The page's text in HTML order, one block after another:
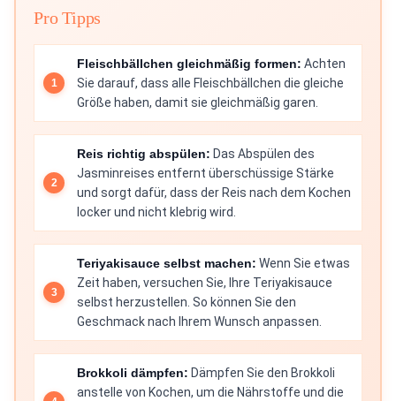
Pro Tipps
Fleischbällchen gleichmäßig formen: Achten
Sie darauf, dass alle Fleischbällchen die gleiche
Größe haben, damit sie gleichmäßig garen.
Reis richtig abspülen: Das Abspülen des
Jasminreises entfernt überschüssige Stärke
und sorgt dafür, dass der Reis nach dem Kochen
locker und nicht klebrig wird.
Teriyakisauce selbst machen: Wenn Sie etwas
Zeit haben, versuchen Sie, Ihre Teriyakisauce
selbst herzustellen. So können Sie den
Geschmack nach Ihrem Wunsch anpassen.
Brokkoli dämpfen: Dämpfen Sie den Brokkoli
anstelle von Kochen, um die Nährstoffe und die